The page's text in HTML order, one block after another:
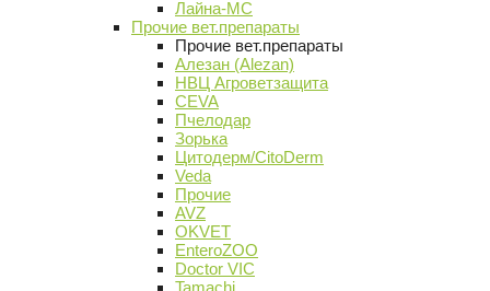
Лайна-МС
Прочие вет.препараты
Прочие вет.препараты
Алезан (Alezan)
НВЦ Агроветзащита
CEVA
Пчелодар
Зорька
Цитодерм/CitoDerm
Veda
Прочие
AVZ
OKVET
EnteroZOO
Doctor VIC
Tamachi